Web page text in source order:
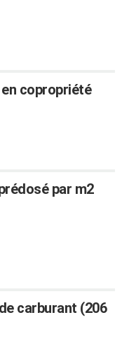
copropriété
par m2
carburant (206